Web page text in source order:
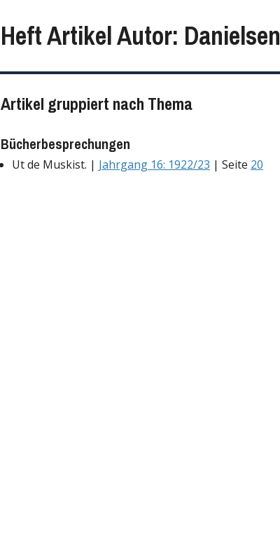
Heft Artikel Autor: Danielsen
Artikel gruppiert nach Thema
Bücherbesprechungen
Ut de Muskist. | Jahrgang 16: 1922/23 | Seite 20